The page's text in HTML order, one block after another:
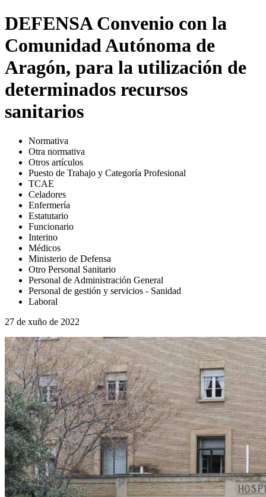
DEFENSA Convenio con la
Comunidad Autónoma de
Aragón, para la utilización de
determinados recursos
sanitarios
Normativa
Otra normativa
Otros artículos
Puesto de Trabajo y Categoría Profesional
TCAE
Celadores
Enfermería
Estatutario
Funcionario
Interino
Médicos
Ministerio de Defensa
Otro Personal Sanitario
Personal de Administración General
Personal de gestión y servicios - Sanidad
Laboral
27 de xuño de 2022